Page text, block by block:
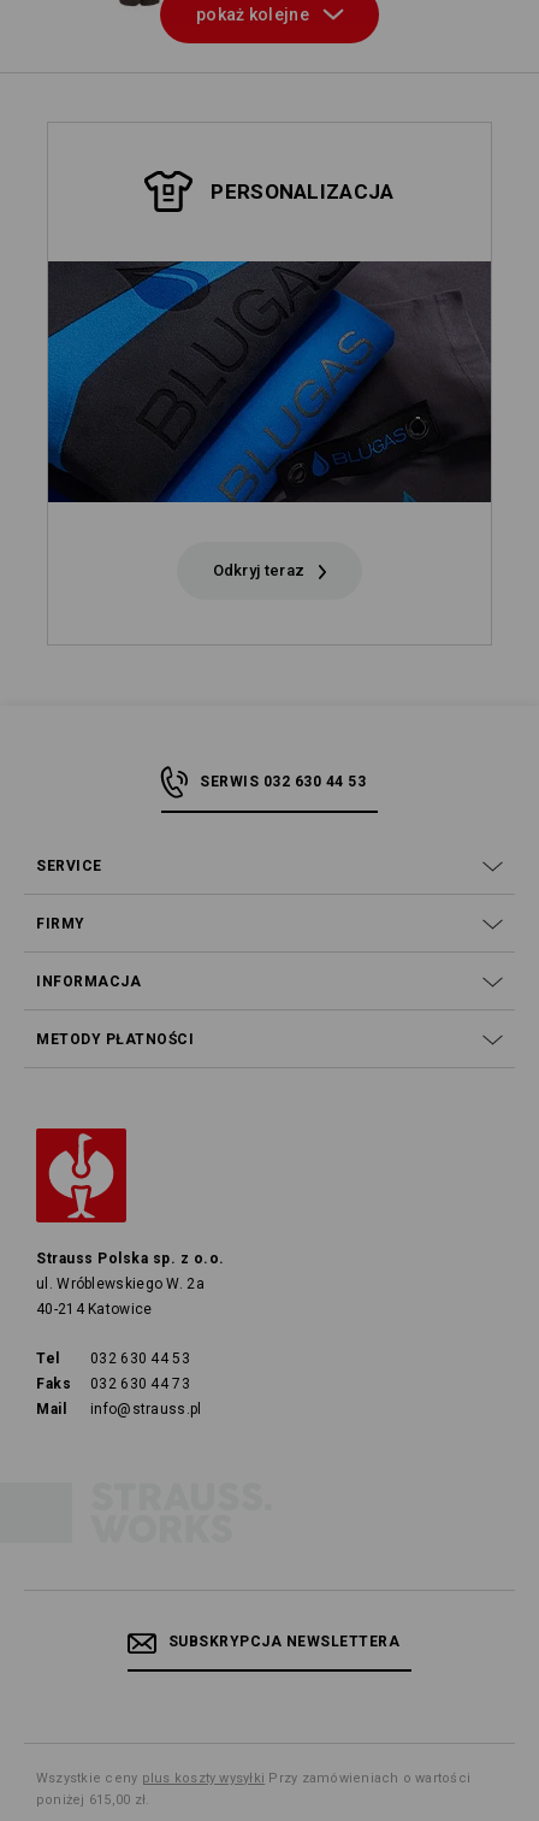
e.s. Spodnie robocze
base, damskie
e.s. Spodnie robocze
chinosy, damskie
pokaż kolejne
PERSONALIZACJA
Odkryj teraz
SERWIS 032 630 44 53
SERVICE
FIRMY
INFORMACJA
METODY PŁATNOŚCI
Strauss Polska sp. z o.o.
ul. Wróblewskiego W. 2a
40-214 Katowice
Tel
032 630 44 53
Faks
032 630 44 73
Mail
info@strauss.pl
SUBSKRYPCJA NEWSLETTERA
Wszystkie ceny plus koszty wysyłki Przy zamówieniach o wartości
poniżej 615,00 zł.